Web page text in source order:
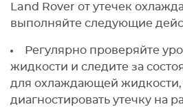
Land Rover от утечек
выполняйте следующие
Регулярно проверяйте
жидкости и следите за
для охлаждающей жидкости,
диагностировать утечку на